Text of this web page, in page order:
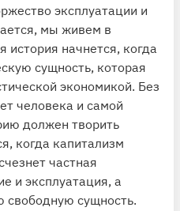
эксплуатации и
мы живем в
история начнется, когда
сущность, которая
экономикой. Без
человека и самой
должен творить
когда капитализм
частная
и эксплуатация, а
свободную сущность.